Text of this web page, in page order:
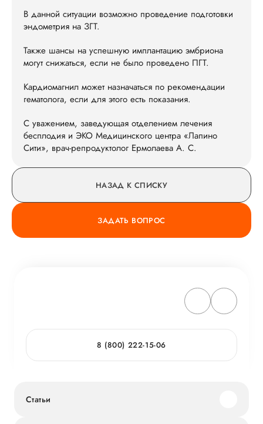
В данной ситуации возможно проведение подготовки
эндометрия на ЗГТ.
Также шансы на успешную имплантацию эмбриона
могут снижаться, если не было проведено ПГТ.
Кардиомагнил может назначаться по рекомендации
гематолога, если для этого есть показания.
С уважением, заведующая отделением лечения
бесплодия и ЭКО Медицинского центра «Лапино
Сити», врач-репродуктолог Ермолаева А. С.
НАЗАД К СПИСКУ
ЗАДАТЬ ВОПРОС
8 (800) 222-15-06
Статьи